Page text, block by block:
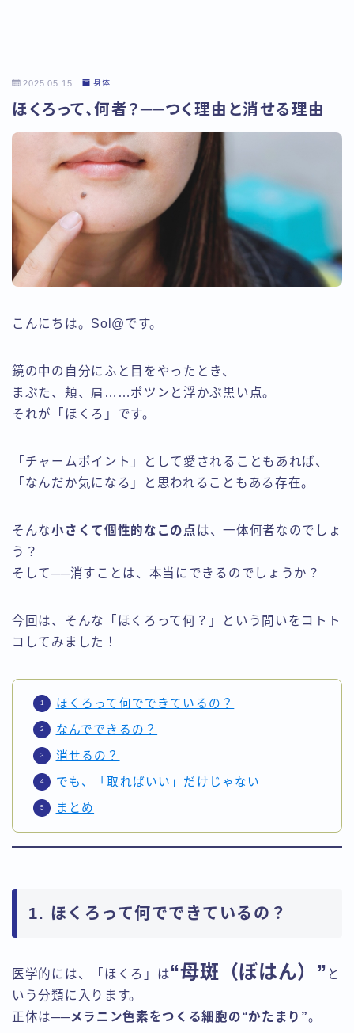
2025.05.15 身体
ほくろって、何者？──つく理由と消せる理由
こんにちは。Sol@です。
鏡の中の自分にふと目をやったとき、
まぶた、頬、肩……ポツンと浮かぶ黒い点。
それが「ほくろ」です。
「チャームポイント」として愛されることもあれば、
「なんだか気になる」と思われることもある存在。
そんな小さくて個性的なこの点は、一体何者なのでしょ
う？
そして──消すことは、本当にできるのでしょうか？
今回は、そんな「ほくろって何？」という問いをコトト
コしてみました！
ほくろって何でできているの？
なんでできるの？
消せるの？
でも、「取ればいい」だけじゃない
まとめ
1. ほくろって何でできているの？
医学的には、「ほくろ」は“母斑（ぼはん）” と
いう分類に入ります。
正体は──メラニン色素をつくる細胞の“かたまり”。